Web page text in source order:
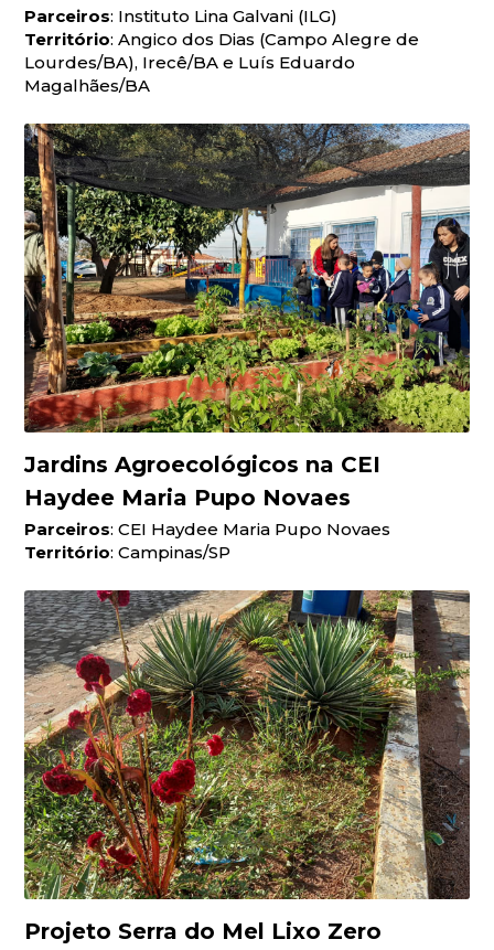
Parceiros: Instituto Lina Galvani (ILG)
Território: Angico dos Dias (Campo Alegre de
Lourdes/BA), Irecê/BA e Luís Eduardo
Magalhães/BA
Jardins Agroecológicos na CEI
Haydee Maria Pupo Novaes
Parceiros: CEI Haydee Maria Pupo Novaes
Território: Campinas/SP
Projeto Serra do Mel Lixo Zero